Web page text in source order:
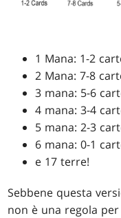
1 Mana: 1-2
2 Mana: 7-8
3 mana: 5-6
4 mana: 3-4
5 mana: 2-3
6 mana: 0-1
e 17 terre!
Sebbene questa
non è una regola